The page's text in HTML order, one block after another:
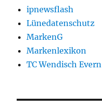
ipnewsflash
Lünedatenschutz
MarkenG
Markenlexikon
TC Wendisch Evern